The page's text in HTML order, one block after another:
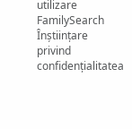
utilizare
FamilySearch
Înștiințare
privind
confidențialitatea